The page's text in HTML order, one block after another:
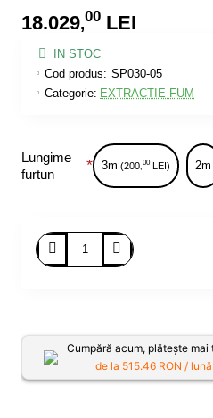
18.029,00 LEI
IN STOC
Cod produs: SP030-05
Categorie: EXTRACTIE FUM
Lungime
furtun
3m (200 ,00LEI) 2m
Cumpără acum, plătește mai
de la 515.46RON / lună